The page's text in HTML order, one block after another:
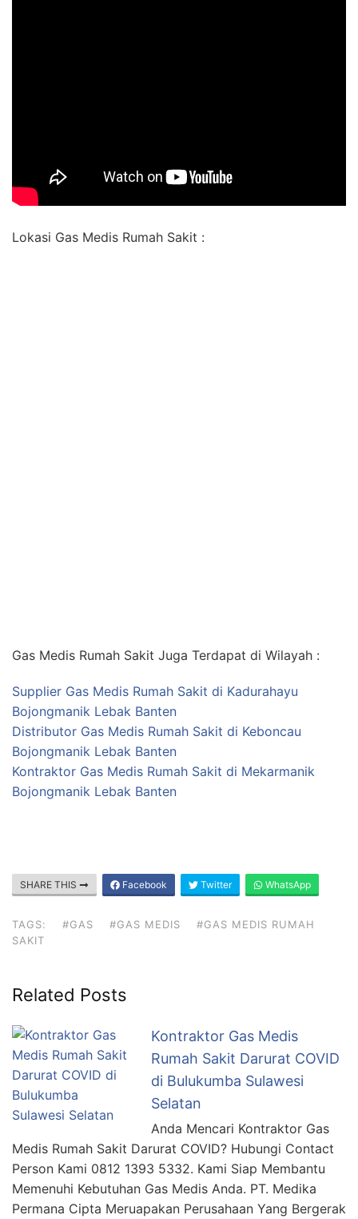
Lokasi Gas Medis Rumah Sakit :
Gas Medis Rumah Sakit Juga Terdapat di Wilayah :
Supplier Gas Medis Rumah Sakit di Kadurahayu
Bojongmanik Lebak Banten
Distributor Gas Medis Rumah Sakit di Keboncau
Bojongmanik Lebak Banten
Kontraktor Gas Medis Rumah Sakit di Mekarmanik
Bojongmanik Lebak Banten
SHARE THIS Facebook Twitter WhatsApp
TAGS: #GAS #GAS MEDIS
#GAS MEDIS RUMAH
SAKIT
Related Posts
Kontraktor Gas Medis
Rumah Sakit Darurat COVID
di Bulukumba Sulawesi
Selatan
Anda Mencari Kontraktor Gas
Medis Rumah Sakit Darurat COVID? Hubungi Contact
Person Kami 0812 1393 5332. Kami Siap Membantu
Memenuhi Kebutuhan Gas Medis Anda. PT. Medika
Permana Cipta Meruapakan Perusahaan Yang Bergerak